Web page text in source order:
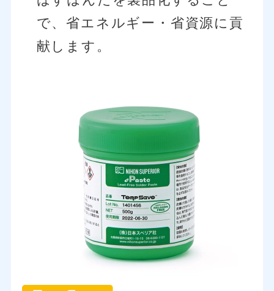
で、省エネルギー・省資源に貢
献します。